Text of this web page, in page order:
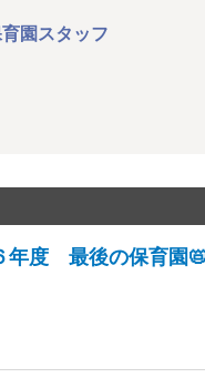
園スタッフ
年度 最後の保育園